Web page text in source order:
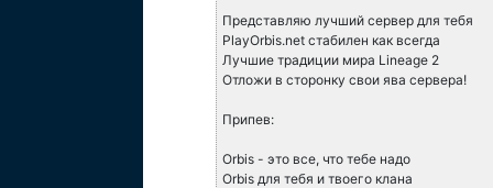
Представляю лучший сервер для тебя
PlayOrbis.net стабилен как всегда
Лучшие традиции мира Lineage 2
Отложи в сторонку свои ява сервера!
Припев:
Orbis - это все, что тебе надо
Orbis для тебя и твоего клана